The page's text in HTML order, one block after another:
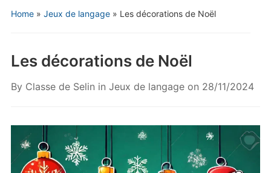
Home» Jeux de langage» Les décorations de Noël
Les décorations de Noël
By Classe de Selin in Jeux de langageon 28/11/2024